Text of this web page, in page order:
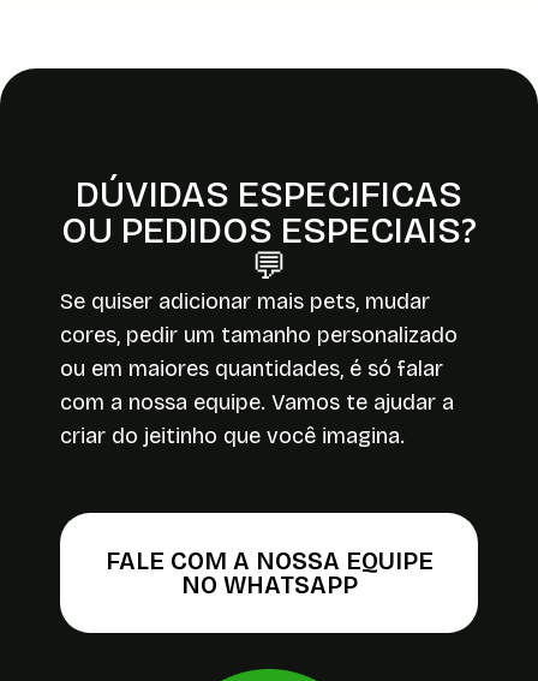
DÚVIDAS ESPECIFICAS
OU PEDIDOS ESPECIAIS?
💬
Se quiser adicionar mais pets, mudar
cores, pedir um tamanho personalizado
ou em maiores quantidades, é só falar
com a nossa equipe. Vamos te ajudar a
criar do jeitinho que você imagina.
FALE COM A NOSSA EQUIPE
NO WHATSAPP